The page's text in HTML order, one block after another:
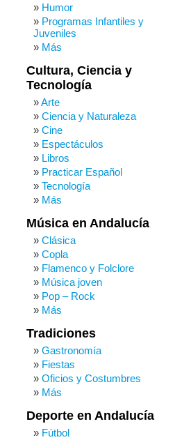
Humor
Programas Infantiles y
Juveniles
Más
Cultura, Ciencia y
Tecnología
Arte
Ciencia y Naturaleza
Cine
Espectáculos
Libros
Practicar Español
Tecnología
Más
Música en Andalucía
Clásica
Copla
Flamenco y Folclore
Música joven
Pop – Rock
Más
Tradiciones
Gastronomía
Fiestas
Oficios y Costumbres
Más
Deporte en Andalucía
Fútbol